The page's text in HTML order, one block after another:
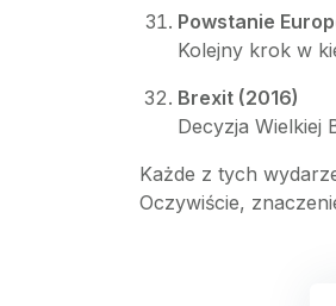
Powstanie
Kolejny krok w
Brexit (2016)
Decyzja Wielkiej
Każde z tych
Oczywiście,